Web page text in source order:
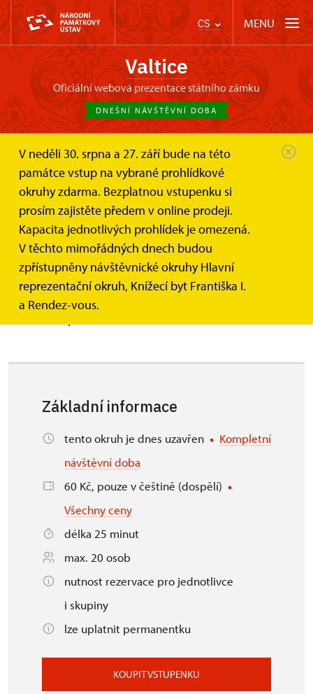
CS MENU
Valtice
oficiální webová prezentace státního zámku
DNEŠNÍ NÁVŠTĚVNÍ DOBA
V neděli 30. srpna a 27. září bude na této
památce vstup na vybrané prohlídkové
okruhy zdarma. Bezplatnou vstupenku si
prosím zajistěte předem v online prodeji.
Kapacita jednotlivých prohlídek je omezená.
V těchto mimořádných dnech budou
zpřístupněny návštěvnické okruhy Hlavní
reprezentační okruh, Knížecí byt Františka I.
a Rendez-vous.
Zámek Valtice
Informace pro návštěvníky
Prohlídkové okruhy
Zámecká barokní kaple
Zámecká barokní kaple
Prohlídka úchvatných a skvěle dochovaných prostor
zámecké barokní kaple, umístěné v nejstarší části
Základní informace
tento okruh je dnes uzavřen
Kompletní
návštěvní doba
60 Kč, pouze v češtině (dospělí)
Všechny ceny
délka 25 minut
max. 20 osob
nutnost rezervace pro jednotlivce
i skupiny
lze uplatnit permanentku
KOUPIT VSTUPENKU